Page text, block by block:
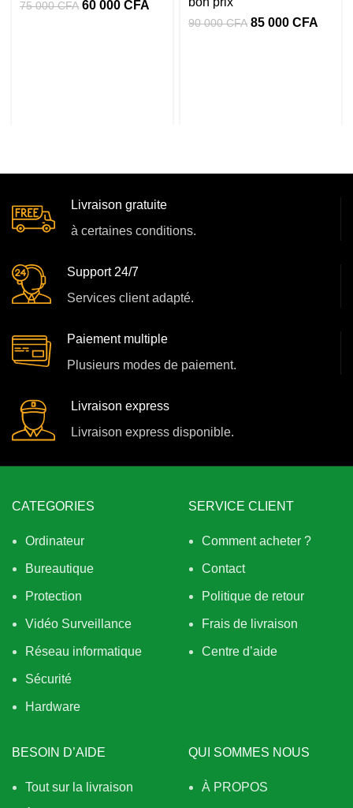
75 000CFA 60 000 CFA
90 000CFA 85 000 CFA
Livraison gratuite
à certaines conditions.
Support 24/7
Services client adapté.
Paiement multiple
Plusieurs modes de paiement.
Livraison express
Livraison express disponible.
CATEGORIES
Ordinateur
Bureautique
Protection
Vidéo Surveillance
Réseau informatique
Sécurité
Hardware
SERVICE CLIENT
Comment acheter ?
Contact
Politique de retour
Frais de livraison
Centre d’aide
BESOIN D’AIDE
Tout sur la livraison
QUI SOMMES NOUS
À PROPOS